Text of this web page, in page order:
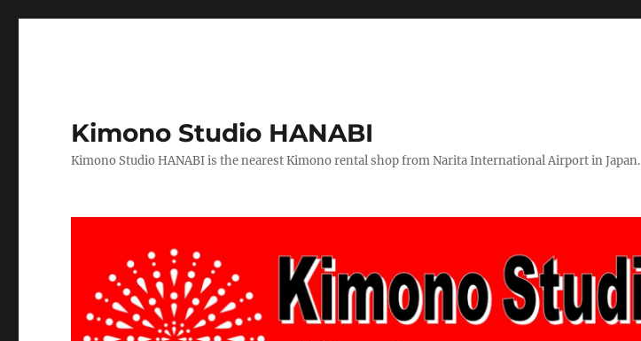
Kimono Studio HANABI
Kimono Studio HANABI is the nearest Kimono rental shop from Narita International Airport in Japan.